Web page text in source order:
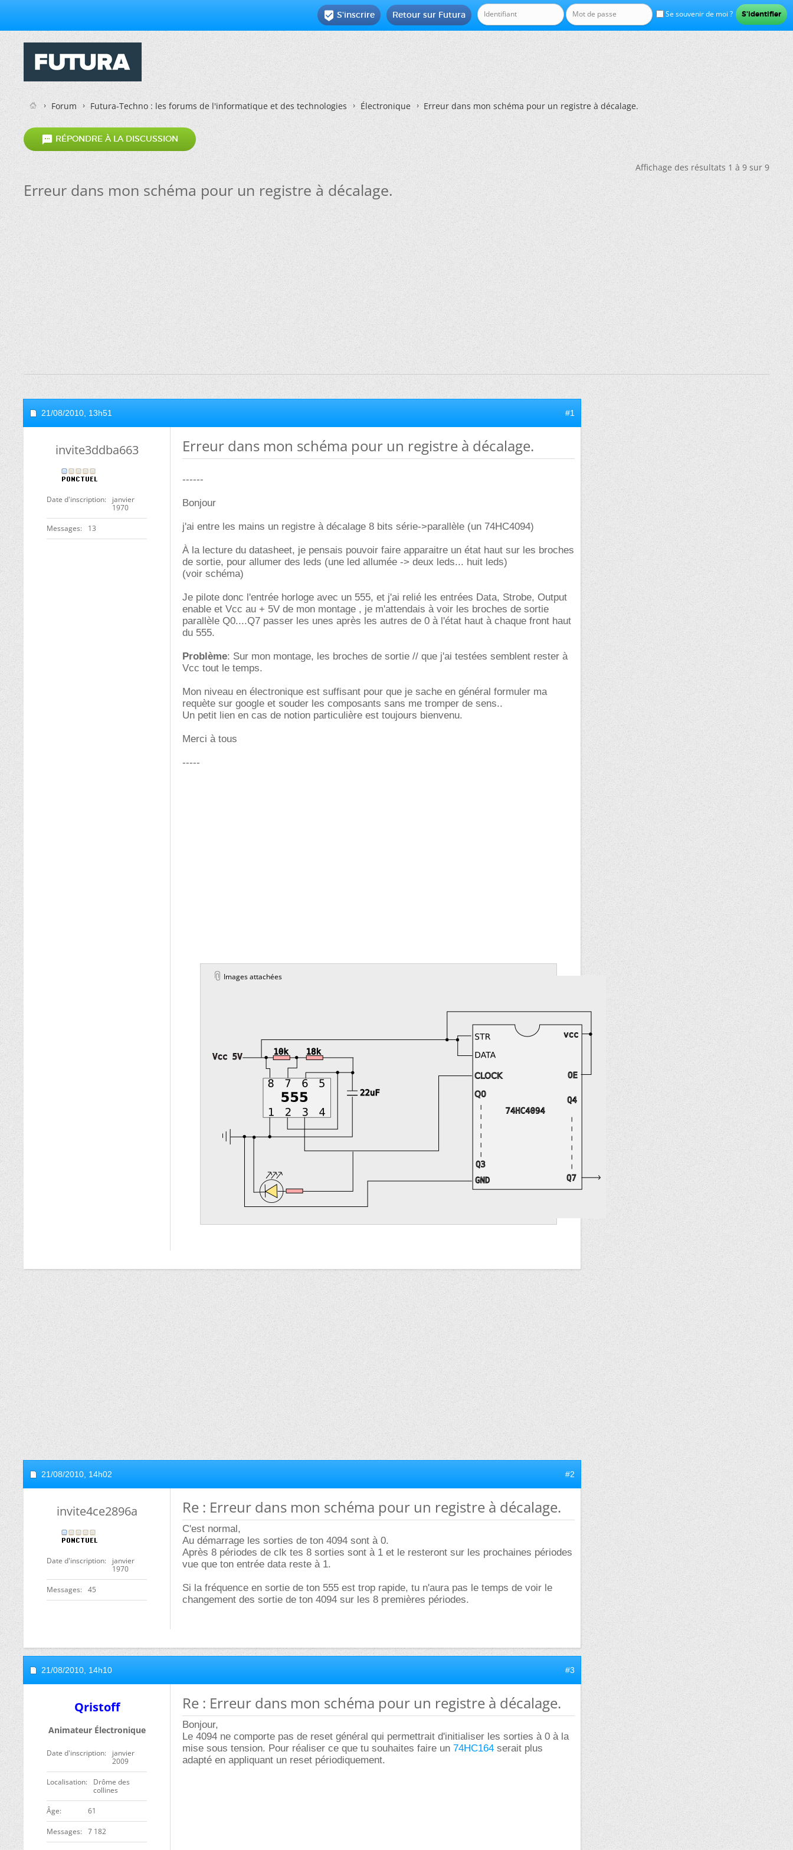
Se souvenir de moi ?
Retour sur Futura
 S'inscrire
Forum Futura-Techno : les forums de l'informatique et des technologies Électronique Erreur dans mon schéma pour un registre à décalage.
 RÉPONDRE À LA DISCUSSION
Affichage des résultats 1 à 9 sur 9
Erreur dans mon schéma pour un registre à décalage.
21/08/2010, 13h51 #1
invite3ddba663
Date d'inscription
janvier
1970
Messages 13
Erreur dans mon schéma pour un registre à décalage.
------
Bonjour
j'ai entre les mains un registre à décalage 8 bits série->parallèle (un 74HC4094)
À la lecture du datasheet, je pensais pouvoir faire apparaitre un état haut sur les broches
de sortie, pour allumer des leds (une led allumée -> deux leds... huit leds)
(voir schéma)
Je pilote donc l'entrée horloge avec un 555, et j'ai relié les entrées Data, Strobe, Output
enable et Vcc au + 5V de mon montage , je m'attendais à voir les broches de sortie
parallèle Q0....Q7 passer les unes après les autres de 0 à l'état haut à chaque front haut
du 555.
Problème: Sur mon montage, les broches de sortie // que j'ai testées semblent rester à
Vcc tout le temps.
Mon niveau en électronique est suffisant pour que je sache en général formuler ma
requète sur google et souder les composants sans me tromper de sens..
Un petit lien en cas de notion particulière est toujours bienvenu.
Merci à tous
-----
Images attachées
21/08/2010, 14h02 #2
invite4ce2896a
Date d'inscription
janvier
1970
Messages 45
Re : Erreur dans mon schéma pour un registre à décalage.
C'est normal,
Au démarrage les sorties de ton 4094 sont à 0.
Après 8 périodes de clk tes 8 sorties sont à 1 et le resteront sur les prochaines périodes
vue que ton entrée data reste à 1.
Si la fréquence en sortie de ton 555 est trop rapide, tu n'aura pas le temps de voir le
changement des sortie de ton 4094 sur les 8 premières périodes.
21/08/2010, 14h10 #3
Qristoff
Animateur Électronique
Date d'inscription
janvier
2009
Localisation
Drôme des
collines
ge 61
Messages 7 182
Re : Erreur dans mon schéma pour un registre à décalage.
Bonjour,
Le 4094 ne comporte pas de reset général qui permettrait d'initialiser les sorties à 0 à la
mise sous tension. Pour réaliser ce que tu souhaites faire un 74HC164 serait plus
adapté en appliquant un reset périodiquement.